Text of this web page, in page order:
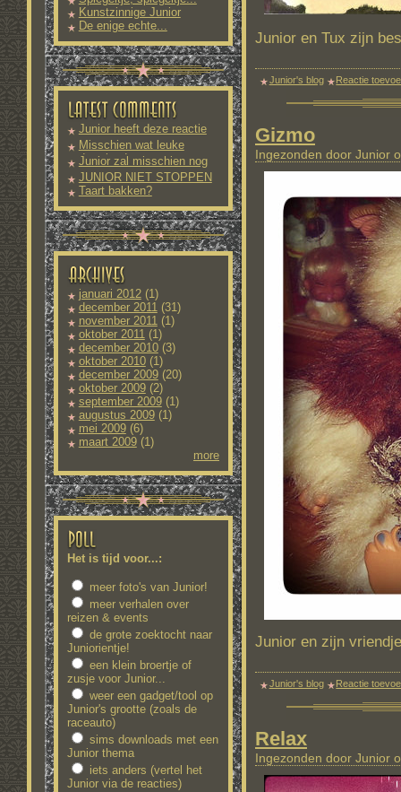
Kunstzinnige Junior
De enige echte...
Junior heeft deze reactie
nog
Misschien wat leuke
downloads
Junior zal misschien nog
meer
JUNIOR NIET STOPPEN
Taart bakken?
januari 2012(1)
december 2011(31)
november 2011(1)
oktober 2011(1)
december 2010(3)
oktober 2010(1)
december 2009(20)
oktober 2009(2)
september 2009(1)
augustus 2009(1)
mei 2009(6)
maart 2009(1)
more
Het is tijd voor...:
meer foto's van Junior!
meer verhalen over
reizen & events
de grote zoektocht naar
Juniorientje!
een klein broertje of
zusje voor Junior...
weer een gadget/tool op
Junior's grootte (zoals de
raceauto)
sims downloads met een
Junior thema
iets anders (vertel het
Junior via de reacties)
Junior en Tux zijn
Junior's blog Reactie
Gizmo
Ingezonden door Junior
Junior en zijn
Junior's blog Reactie
Relax
Ingezonden door Junior